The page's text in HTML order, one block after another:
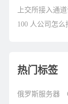
上交所接入通
100 人公司怎
热门标签
俄罗斯服务器